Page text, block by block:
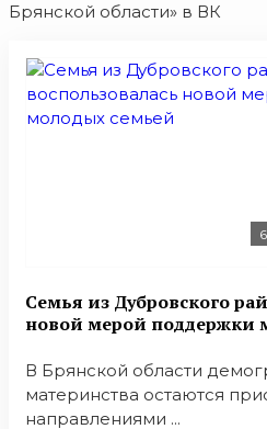
Брянской области» в ВК
Семья из Дубровского
новой мерой поддержки
В Брянской области
материнства остаются
направлениями ...